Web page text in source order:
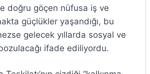
doğru göçen nüfusa iş ve
güçlükler yaşandığı, bu
gelecek yıllarda sosyal ve
ifade ediliyordu.